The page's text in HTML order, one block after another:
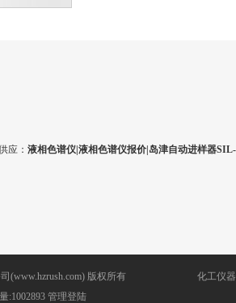
应： 液相色谱仪|液相色谱仪报价|岛津自动进样器
(www.hzrush.com) 版权所有
:1002893 管理登陆
化工仪